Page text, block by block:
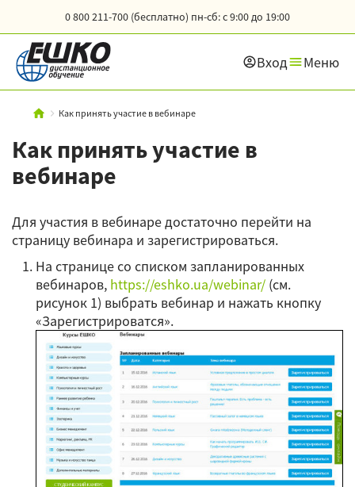
0 800 211-700 (бесплатно) пн-сб: с 9:00 до 19:00
Вход Меню
Как принять участие в вебинаре
Как принять участие в
вебинаре
Для участия в вебинаре достаточно перейти на
страницу вебинара и зарегистрироваться.
На странице со списком запланированных
вебинаров, https://eshko.ua/webinar/ (см.
рисунок 1) выбрать вебинар и нажать кнопку
«Зарегистрироватся».